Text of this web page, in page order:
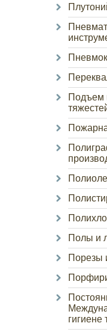
Подъем
Полы и
Порезы
гигиене